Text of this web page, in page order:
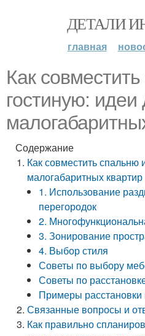
ДЕТАЛИ
главная
Как
гостиную: идеи
Содержание
Как совместить спальню
малогабаритных квартир
1. Использование
перегородок
2.
3. Зонирование
4. Выбор стиля
Советы по выбору
Советы по
Примеры расстановки
Связанные вопросы и
Как правильно